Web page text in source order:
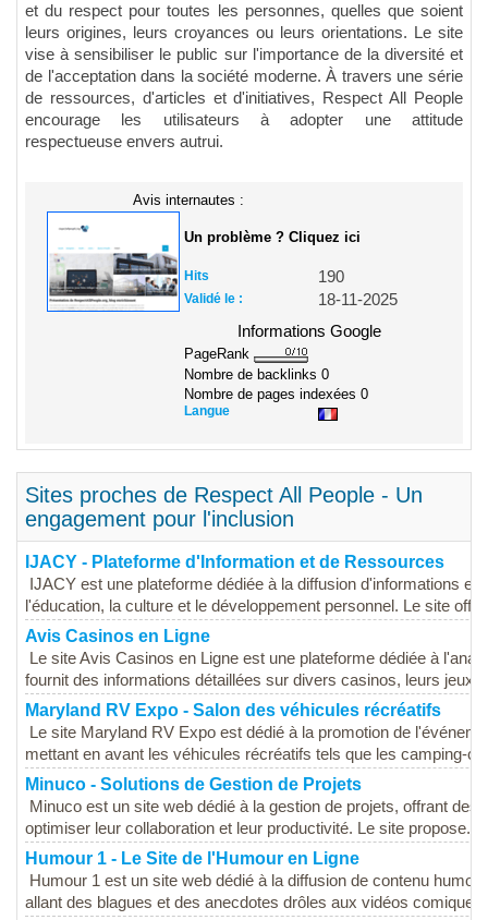
et du respect pour toutes les personnes, quelles que soient
leurs origines, leurs croyances ou leurs orientations. Le site
vise à sensibiliser le public sur l'importance de la diversité et
de l'acceptation dans la société moderne. À travers une série
de ressources, d'articles et d'initiatives, Respect All People
encourage les utilisateurs à adopter une attitude
respectueuse envers autrui.
Avis internautes :
Un problème ? Cliquez ici
Hits 190
Validé le :
18-11-2025
Informations Google
PageRank
Nombre de backlinks 0
Nombre de pages indexées 0
Langue
Sites proches de Respect All People - Un
engagement pour l'inclusion
IJACY - Plateforme d'Information et de Ressources
IJACY est une plateforme dédiée à la diffusion d'informations
l'éducation, la culture et le développement personnel. Le site
Avis Casinos en Ligne
Le site Avis Casinos en Ligne est une plateforme dédiée à
fournit des informations détaillées sur divers casinos, leurs jeux,
Maryland RV Expo - Salon des véhicules récréatifs
Le site Maryland RV Expo est dédié à la promotion de
mettant en avant les véhicules récréatifs tels que les camping-
Minuco - Solutions de Gestion de Projets
Minuco est un site web dédié à la gestion de projets, offrant
optimiser leur collaboration et leur productivité. Le site propose...
Humour 1 - Le Site de l'Humour en Ligne
Humour 1 est un site web dédié à la diffusion de contenu
allant des blagues et des anecdotes drôles aux vidéos